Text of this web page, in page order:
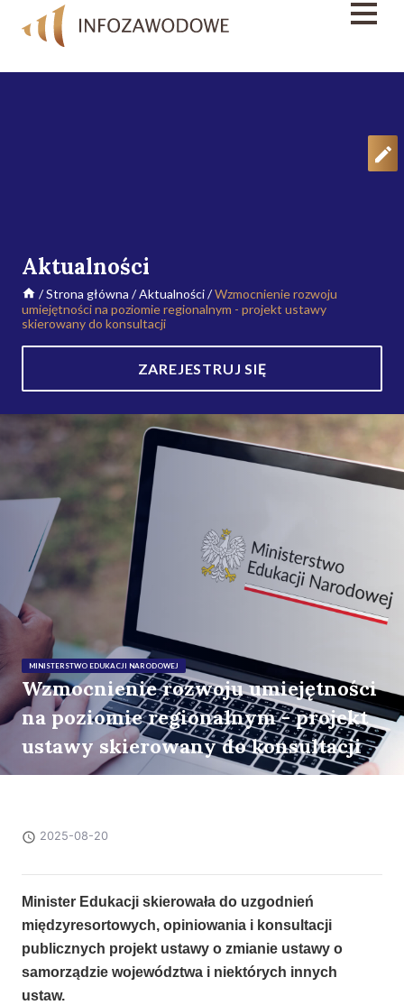
Aktualności
/Strona główna /Aktualności/Wzmocnienie rozwoju
umiejętności na poziomie regionalnym - projekt ustawy
skierowany do konsultacji
ZAREJESTRUJ SIĘ
MINISTERSTWO EDUKACJI NARODOWEJ
Wzmocnienie rozwoju umiejętności
na poziomie regionalnym - projekt
ustawy skierowany do konsultacji
2025-08-20
Minister Edukacji skierowała do uzgodnień
międzyresortowych, opiniowania i konsultacji
publicznych projekt ustawy o zmianie ustawy o
samorządzie województwa i niektórych innych
ustaw.